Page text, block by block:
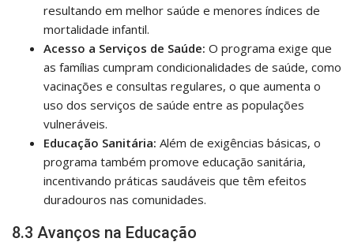
resultando em melhor saúde e menores índices de
mortalidade infantil.
Acesso a Serviços de Saúde: O programa exige que
as famílias cumpram condicionalidades de saúde, como
vacinações e consultas regulares, o que aumenta o
uso dos serviços de saúde entre as populações
vulneráveis.
Educação Sanitária: Além de exigências básicas, o
programa também promove educação sanitária,
incentivando práticas saudáveis que têm efeitos
duradouros nas comunidades.
8.3 Avanços na Educação